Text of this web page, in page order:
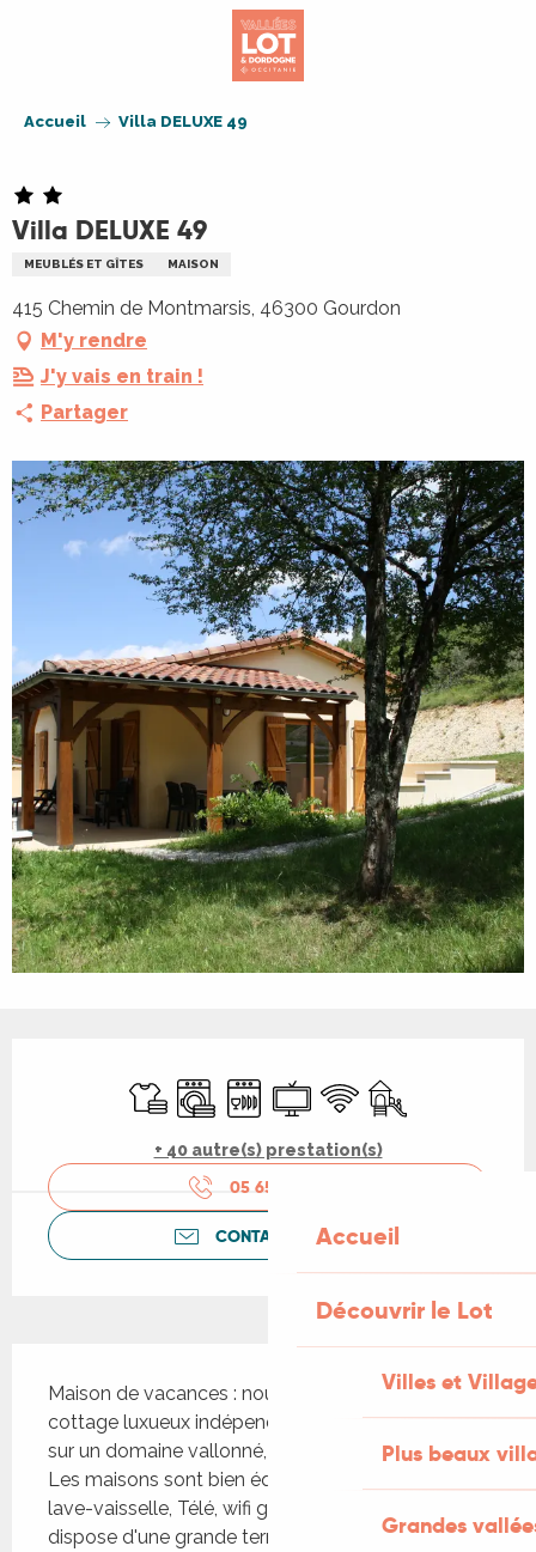
Accueil
Découvrir le Lot
Villes et
Plus beaux
Grandes
Accueil Villa DELUXE 49
Villa DELUXE 49
MEUBLÉS ET GÎTES MAISON
415 Chemin de Montmarsis, 46300 Gourdon
M'y rendre
J'y vais en train !
Partager
Draps et linge
Lave lingeLave vaisselle
Télévision
WiFi Jeux pour enfants
+ 40 autre(s) prestation(s)
05 65 41 17
CONTACTEZ-NOUS
Maison de vacances : nous vous proposons ce
cottage luxueux indépendants pour 6 personnes
sur un domaine vallonné, Village de Montmarsis.
Les maisons sont bien équipées avec lave-linge,
lave-vaisselle, Télé, wifi gratuit. Chaque maison
dispose d'une grande terrasse en partie couverte,